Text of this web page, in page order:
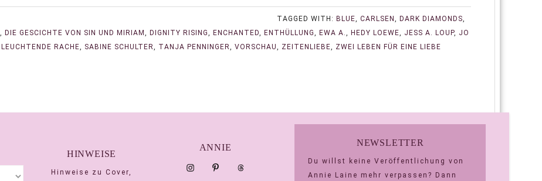
TAGGED WITH:BLUE ,CARLSEN ,DARK DIAMONDS
DIE GESCICHTE VON SIN UND MIRIAM DIGNITY RISING ENCHANTED ENTHÜLLUNG EWA A. HEDY LOEWE JESS A. LOUP, JO
LEUCHTENDE RACHE SABINE SCHULTER TANJA PENNINGER VORSCHAU ZEITENLIEBE ZWEI LEBEN FÜR EINE LIEBE
HINWEISE
Hinweise zu Cover,
ANNIE NEWSLETTER
Du willst keine Veröffentlichung von
Annie Laine mehr verpassen? Dann